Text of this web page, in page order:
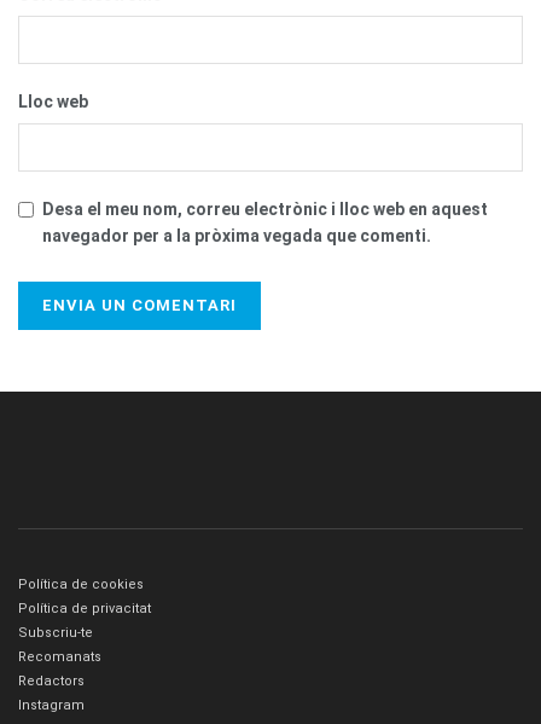
Lloc web
Desa el meu nom, correu electrònic i lloc web en aquest
navegador per a la pròxima vegada que comenti.
Política de cookies
Política de privacitat
Subscriu-te
Recomanats
Redactors
Instagram